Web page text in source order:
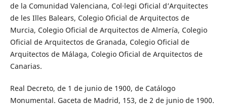
de la Comunidad Valenciana, Col·legi Oficial d’Arquitectes
de les Illes Balears, Colegio Oficial de Arquitectos de
Murcia, Colegio Oficial de Arquitectos de Almería, Colegio
Oficial de Arquitectos de Granada, Colegio Oficial de
Arquitectos de Málaga, Colegio Oficial de Arquitectos de
Canarias.
Real Decreto, de 1 de junio de 1900, de Catálogo
Monumental. Gaceta de Madrid, 153, de 2 de junio de 1900.